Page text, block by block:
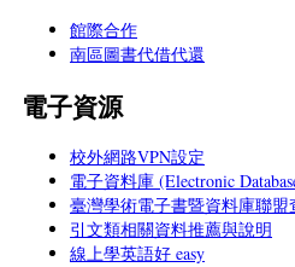
館際合作
南區圖書代借代還
電子資源
校外網路VPN設定
電子資料庫 (Electronic
臺灣學術電子書暨資料庫聯盟
引文類相關資料推薦與說明
線上學英語好 easy